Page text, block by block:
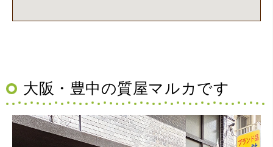
大阪・豊中の質屋マルカです